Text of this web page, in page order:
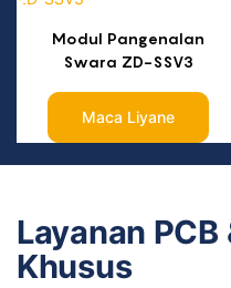
Modul Pangenalan
Swara ZD-SSV3
Maca Liyane
Layanan PCB
Khusus